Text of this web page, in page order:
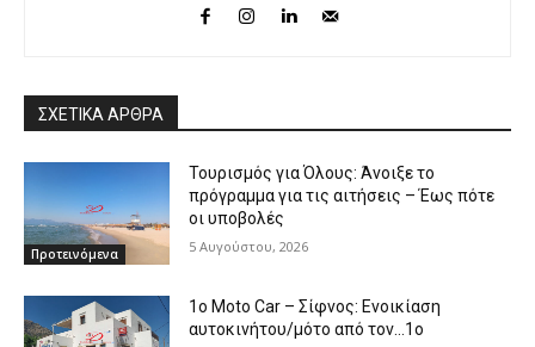
ΣΧΕΤΙΚΑ ΑΡΘΡΑ
Προτεινόμενα
Τουρισμός για Όλους: Άνοιξε το
πρόγραμμα για τις αιτήσεις – Έως πότε
οι υποβολές
5 Αυγούστου, 2026
1o Moto Car – Σίφνος: Ενοικίαση
αυτοκινήτου/μότο από τον…1ο